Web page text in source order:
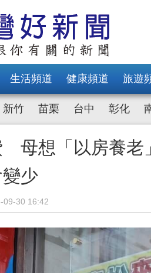
生活頻道 健康頻道 旅遊
新竹 苗栗 台中 彰化
母想「以房養
少
09-30 16:42